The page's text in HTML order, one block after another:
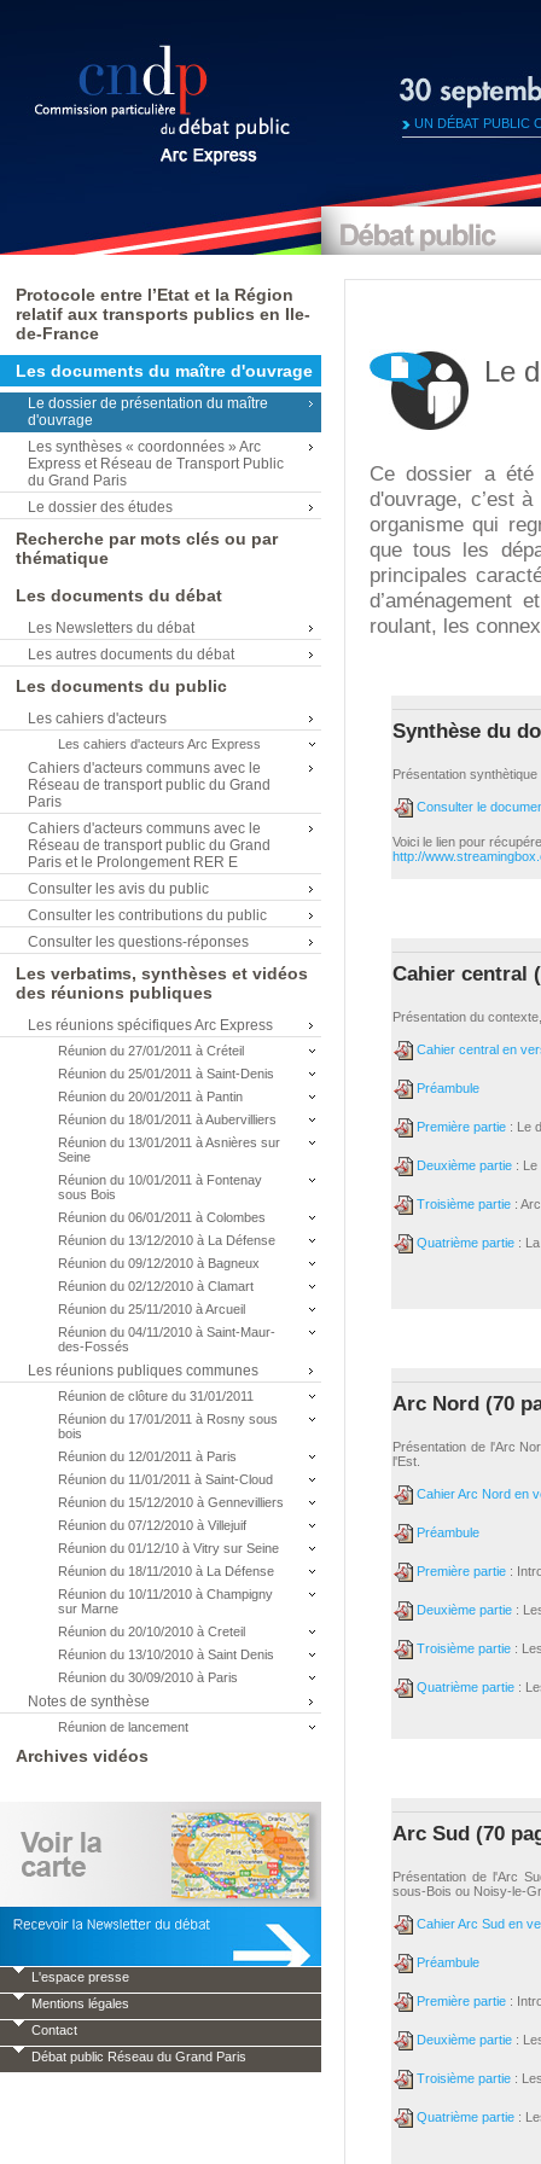
UN DÉBAT PUBLIC
Le
Ce dossier a
d'ouvrage, c’est
organisme qui
que tous les
principales
d’aménagement
roulant, les
Synthèse du
Présentation
Consulter le
Voici le lien pour
http://
Cahier central
Présentation du
Cahier central en
Préambule
Première partie : Le
Deuxième partie : Le
Troisième partie :
Quatrième partie :
Arc Nord (70
Présentation de l'Arc
l'Est.
Cahier Arc Nord en
Préambule
Première partie :
Deuxième partie :
Troisième partie :
Quatrième partie :
Arc Sud (70
Présentation de l'Arc
sous-Bois ou Noisy-le-
Cahier Arc Sud en
Préambule
Première partie :
Deuxième partie :
Troisième partie :
Quatrième partie :
Protocole entre l’Etat et la Région
relatif aux transports publics en Ile-
de-France
Les documents du maître d'ouvrage
Le dossier de présentation du maître
d'ouvrage
Les synthèses « coordonnées » Arc
Express et Réseau de Transport Public
du Grand Paris
Le dossier des études
Recherche par mots clés ou par
thématique
Les documents du débat
Les Newsletters du débat
Les autres documents du débat
Les documents du public
Les cahiers d'acteurs
Les cahiers d'acteurs Arc Express
Cahiers d'acteurs communs avec le
Réseau de transport public du Grand
Paris
Cahiers d'acteurs communs avec le
Réseau de transport public du Grand
Paris et le Prolongement RER E
Consulter les avis du public
Consulter les contributions du public
Consulter les questions-réponses
Les verbatims, synthèses et vidéos
des réunions publiques
Les réunions spécifiques Arc Express
Réunion du 27/01/2011 à Créteil
Réunion du 25/01/2011 à Saint-Denis
Réunion du 20/01/2011 à Pantin
Réunion du 18/01/2011 à Aubervilliers
Réunion du 13/01/2011 à Asnières sur
Seine
Réunion du 10/01/2011 à Fontenay
sous Bois
Réunion du 06/01/2011 à Colombes
Réunion du 13/12/2010 à La Défense
Réunion du 09/12/2010 à Bagneux
Réunion du 02/12/2010 à Clamart
Réunion du 25/11/2010 à Arcueil
Réunion du 04/11/2010 à Saint-Maur-
des-Fossés
Les réunions publiques communes
Réunion de clôture du 31/01/2011
Réunion du 17/01/2011 à Rosny sous
bois
Réunion du 12/01/2011 à Paris
Réunion du 11/01/2011 à Saint-Cloud
Réunion du 15/12/2010 à Gennevilliers
Réunion du 07/12/2010 à Villejuif
Réunion du 01/12/10 à Vitry sur Seine
Réunion du 18/11/2010 à La Défense
Réunion du 10/11/2010 à Champigny
sur Marne
Réunion du 20/10/2010 à Creteil
Réunion du 13/10/2010 à Saint Denis
Réunion du 30/09/2010 à Paris
Notes de synthèse
Réunion de lancement
Archives vidéos
L'espace presse
Mentions légales
Contact
Débat public Réseau du Grand Paris